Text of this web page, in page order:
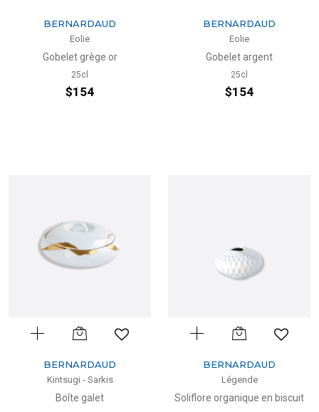
BERNARDAUD
Eolie
Gobelet grège or
25cl
$154
BERNARDAUD
Eolie
Gobelet argent
25cl
$154
BERNARDAUD
Kintsugi - Sarkis
Boîte galet
BERNARDAUD
Légende
Soliflore organique en biscuit